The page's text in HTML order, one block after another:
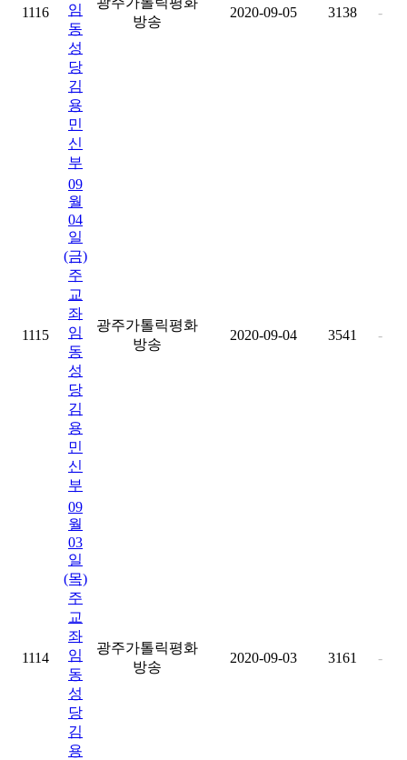
1116
임
동
성
당
김
용
민
신
부
방송
2020-09-05 3138 -
1115
09
월
04
일
(금)
주
교
좌
임
동
성
당
김
용
민
신
부
광주가톨릭평화
방송
2020-09-04 3541 -
1114
09
월
03
일
(목)
주
교
좌
임
동
성
당
김
용
광주가톨릭평화
방송
2020-09-03 3161 -